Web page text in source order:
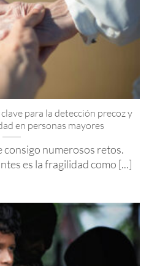
para la detección precoz y
en personas mayores
consigo numerosos retos.
es la fragilidad como [...]